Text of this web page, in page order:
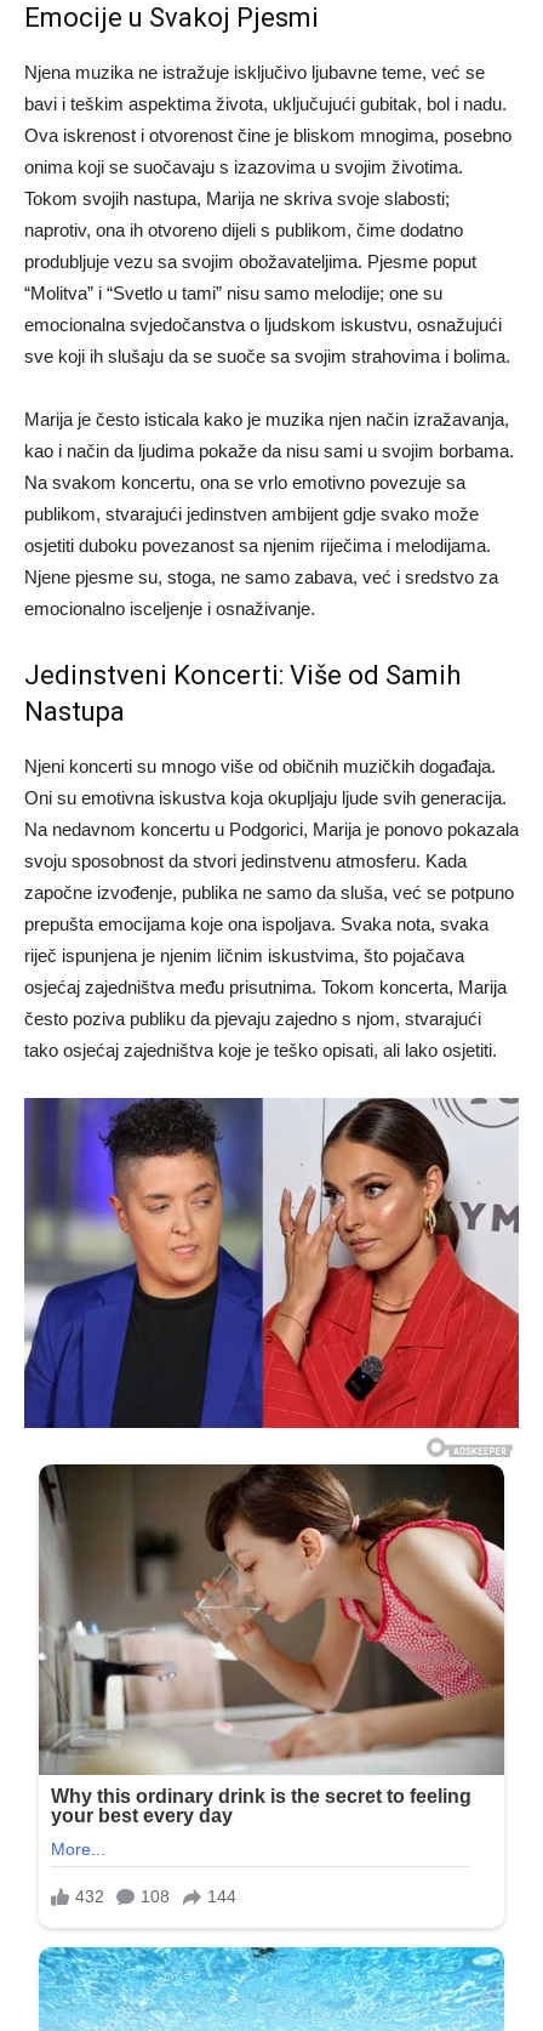
Emocije u Svakoj Pjesmi
Njena muzika ne istražuje isključivo ljubavne teme, već se
bavi i teškim aspektima života, uključujući gubitak, bol i nadu.
Ova iskrenost i otvorenost čine je bliskom mnogima, posebno
onima koji se suočavaju s izazovima u svojim životima.
Tokom svojih nastupa, Marija ne skriva svoje slabosti;
naprotiv, ona ih otvoreno dijeli s publikom, čime dodatno
produbljuje vezu sa svojim obožavateljima. Pjesme poput
“Molitva” i “Svetlo u tami” nisu samo melodije; one su
emocionalna svjedočanstva o ljudskom iskustvu, osnažujući
sve koji ih slušaju da se suoče sa svojim strahovima i bolima.
Marija je često isticala kako je muzika njen način izražavanja,
kao i način da ljudima pokaže da nisu sami u svojim borbama.
Na svakom koncertu, ona se vrlo emotivno povezuje sa
publikom, stvarajući jedinstven ambijent gdje svako može
osjetiti duboku povezanost sa njenim riječima i melodijama.
Njene pjesme su, stoga, ne samo zabava, već i sredstvo za
emocionalno isceljenje i osnaživanje.
Jedinstveni Koncerti: Više od Samih
Nastupa
Njeni koncerti su mnogo više od običnih muzičkih događaja.
Oni su emotivna iskustva koja okupljaju ljude svih generacija.
Na nedavnom koncertu u Podgorici, Marija je ponovo pokazala
svoju sposobnost da stvori jedinstvenu atmosferu. Kada
započne izvođenje, publika ne samo da sluša, već se potpuno
prepušta emocijama koje ona ispoljava. Svaka nota, svaka
riječ ispunjena je njenim ličnim iskustvima, što pojačava
osjećaj zajedništva među prisutnima. Tokom koncerta, Marija
često poziva publiku da pjevaju zajedno s njom, stvarajući
tako osjećaj zajedništva koje je teško opisati, ali lako osjetiti.